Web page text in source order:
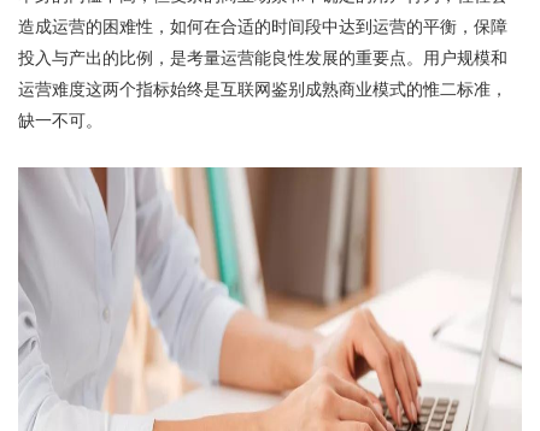
造成运营的困难性，如何在合适的时间段中达到运营的平衡，保障
投入与产出的比例，是考量运营能良性发展的重要点。用户规模和
运营难度这两个指标始终是互联网鉴别成熟商业模式的惟二标准，
缺一不可。